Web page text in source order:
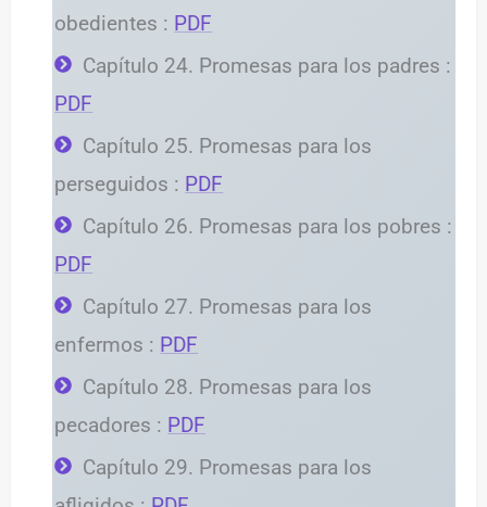
obedientes : PDF
Capítulo 24. Promesas para los padres :
PDF
Capítulo 25. Promesas para los
perseguidos : PDF
Capítulo 26. Promesas para los pobres :
PDF
Capítulo 27. Promesas para los
enfermos : PDF
Capítulo 28. Promesas para los
pecadores : PDF
Capítulo 29. Promesas para los